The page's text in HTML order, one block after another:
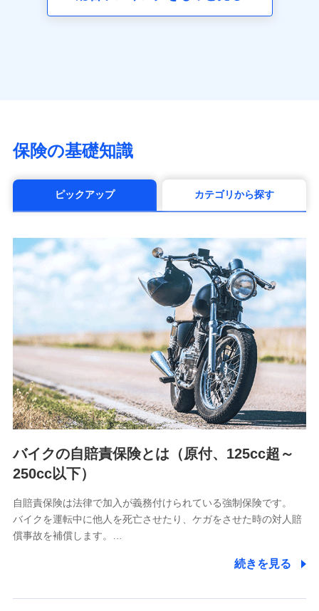
（https://www.axa.co.jp/）
第一ネオ生命保険株式会社
（https://neofirst.co.jp/）
life.co.jp）
太陽生命保険株式会社（https://www.taiyo-
（https://www.zurichlife.co.jp/）
東京海上日動あんしん生命保険株式会社
（https://www.tmn-anshin.co.jp/）
なないろ生命保険株式会社
（https://www.nanairolife.co.jp/）
日本生命保険相互会社
（https://www.nissay.co.jp）
はなさく生命保険株式会社
（https://www.life8739.co.jp/）
マニュライフ生命保険株式会社
（https://www.manulife.co.jp/）
三井住友海上あいおい生命保険株式会社
メットライフ生命株式会社
(https://www.metlife.co.jp/)
メディケア生命保険株式会社
（https://www.medicarelife.com/）
■少額短期保険
保険の基礎知識
ピックアップ カテゴリから探す
バイクの自賠責保険とは（原付、125cc超～
250cc以下）
自賠責保険は法律で加入が義務付けられている強制保険です。
バイクを運転中に他人を死亡させたり、ケガをさせた時の対人賠
償事故を補償します。…
続きを見る